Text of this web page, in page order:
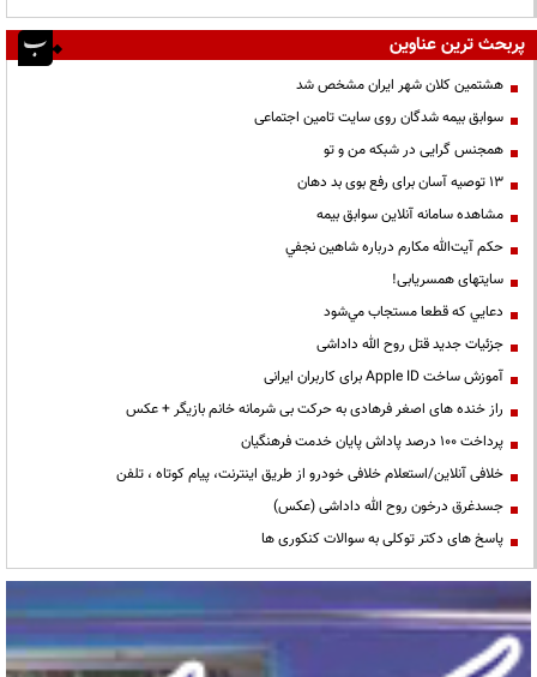
پربحث ترین عناوین
هشتمین کلان شهر ایران مشخص شد
سوابق بیمه شدگان روی سایت تامین اجتماعی
همجنس گرایی در شبکه من و تو
13 توصیه آسان برای رفع بوی بد دهان
مشاهده سامانه آنلاين سوابق بیمه
حكم آيت‌الله مكارم درباره شاهين نجفي
سایتهای همسریابی!
دعايي كه قطعا مستجاب مي‌شود
جزئیات جدید قتل روح الله داداشی
آموزش ساخت Apple ID برای کاربران ایرانی
راز خنده های اصغر فرهادی به حرکت بی شرمانه خانم بازیگر + عکس
پرداخت ۱۰۰ درصد پاداش پایان خدمت فرهنگیان
خلافی آنلاین/استعلام خلافی خودرو از طریق اینترنت، پیام کوتاه ، تلفن
جسدغرق درخون روح الله داداشی (عکس)
پاسخ های دکتر توکلی به سوالات کنکوری ها